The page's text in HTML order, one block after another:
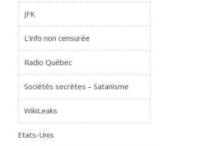
JFK
L'info non censurée
Radio Québec
Sociétés secrètes – Satanisme
WikiLeaks
Etats-Unis